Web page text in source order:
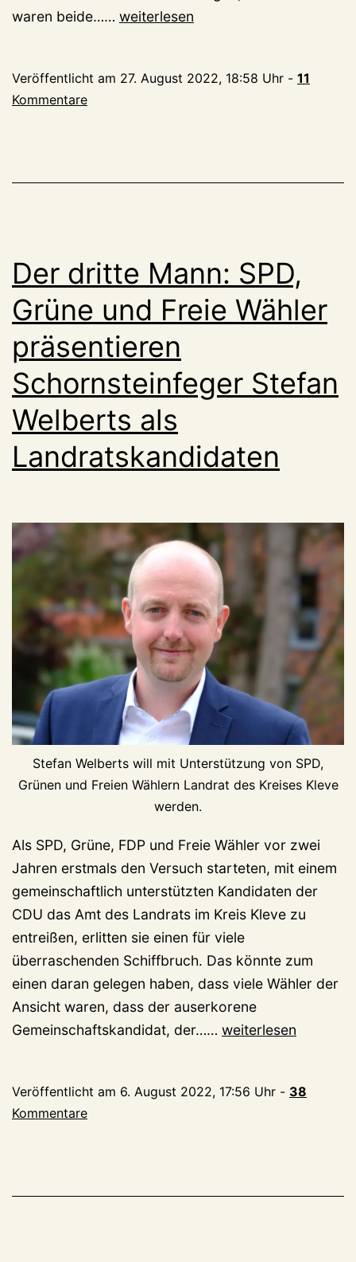
waren beide…… Fast
für
Reihen
weiterlesen
Veröffentlicht am 27. August 2022, 18:58 Uhr - 11
Kommentare
Der dritte Mann: SPD,
Grüne und Freie Wähler
präsentieren
Schornsteinfeger Stefan
Welberts als
Landratskandidaten
Stefan Welberts will mit Unterstützung von SPD,
Grünen und Freien Wählern Landrat des Kreises Kleve
werden.
Als SPD, Grüne, FDP und Freie Wähler vor zwei
Jahren erstmals den Versuch starteten, mit einem
gemeinschaftlich unterstützten Kandidaten der
CDU das Amt des Landrats im Kreis Kleve zu
entreißen, erlitten sie einen für viele
überraschenden Schiffbruch. Das könnte zum
einen daran gelegen haben, dass viele Wähler der
Ansicht waren, dass der auserkorene
Gemeinschaftskandidat, der…… Der
SPD,
weiterlesen
Veröffentlicht am 6. August 2022, 17:56 Uhr - 38
Kommentare